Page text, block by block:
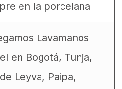
en la porcelana
Lavamanos
en Bogotá, Tunja,
Leyva, Paipa,